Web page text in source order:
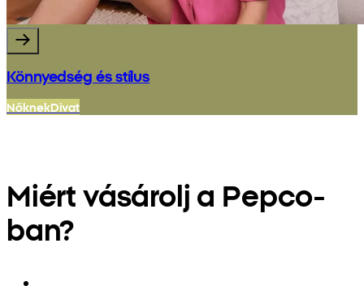
Könnyedség és stílus
NőknekDivat
Miért vásárolj a Pepco-
ban?